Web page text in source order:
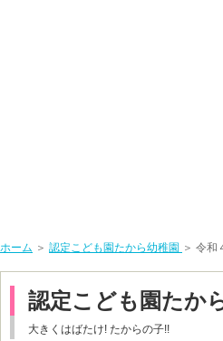
ホーム ＞ 認定こども園たから幼稚園 ＞ 令和
認定こども園たか
大きくはばたけ! たからの子!!